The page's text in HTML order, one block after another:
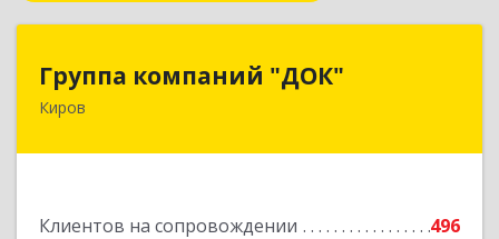
Группа компаний "ДОК"
Киров
Клиентов на сопровождении
496
Группа компаний "ДОК"
610017, Кировская обл, Киров г, Горького ул,